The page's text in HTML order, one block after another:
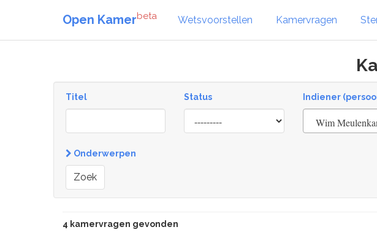
Open Kamerbeta Wetsvoorstellen Kamervragen
Titel Status
[invalid
name]
Indiener
Wim
Onderwerpen
Zoek
4 kamervragen gevonden